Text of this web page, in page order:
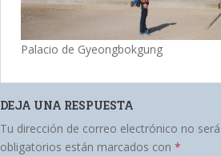
Palacio de Gyeongbokgung
DEJA UNA RESPUESTA
Tu dirección de correo electrónico no
obligatorios están marcados con *